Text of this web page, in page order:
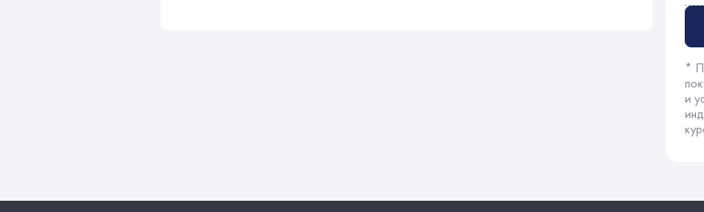
*
и